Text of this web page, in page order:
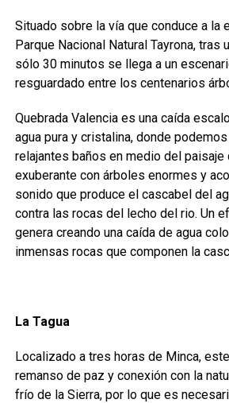
Situado sobre la vía que conduce a la
Parque Nacional Natural Tayrona, tras
sólo 30 minutos se llega a un
resguardado entre los centenarios
Quebrada Valencia es una caída
agua pura y cristalina, donde
relajantes baños en medio del paisaje
exuberante con árboles enormes y
sonido que produce el cascabel del
contra las rocas del lecho del rio. Un
genera creando una caída de agua
inmensas rocas que componen la
La Tagua
Localizado a tres horas de Minca,
remanso de paz y conexión con la
frío de la Sierra, por lo que es